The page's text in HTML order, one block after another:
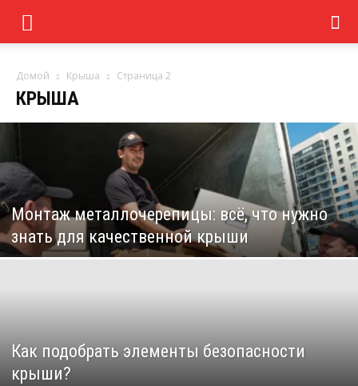
Домой Крыша Страница 2
КРЫША
Монтаж металлочерепицы: всё, что нужно
знать для качественной крыши
Как подобрать элементы безопасности
крыши?